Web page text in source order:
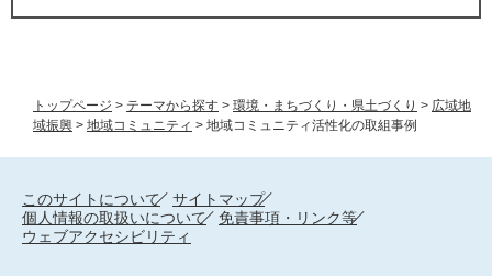
トップページ > テーマから探す > 環境・まちづくり・県土づくり > 広域地
域振興 > 地域コミュニティ > 地域コミュニティ活性化の取組事例
このサイトについて
サイトマップ
個人情報の取扱いについて
免責事項・リンク等
ウェブアクセシビリティ